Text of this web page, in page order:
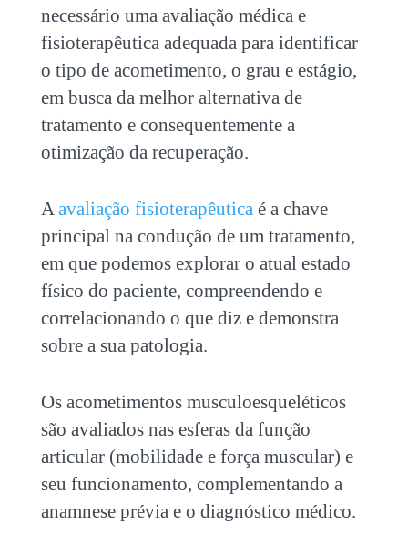
necessário uma avaliação médica e
fisioterapêutica adequada para identificar
o tipo de acometimento, o grau e estágio,
em busca da melhor alternativa de
tratamento e consequentemente a
otimização da recuperação.
A avaliação fisioterapêutica é a chave
principal na condução de um tratamento,
em que podemos explorar o atual estado
físico do paciente, compreendendo e
correlacionando o que diz e demonstra
sobre a sua patologia.
Os acometimentos musculoesqueléticos
são avaliados nas esferas da função
articular (mobilidade e força muscular) e
seu funcionamento, complementando a
anamnese prévia e o diagnóstico médico.